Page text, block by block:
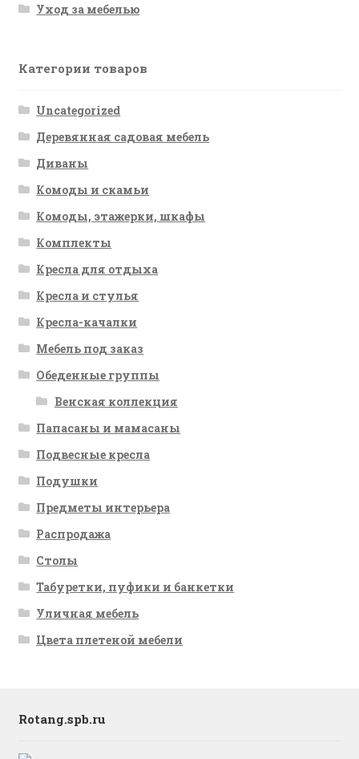
Уход за мебелью
Категории товаров
Uncategorized
Деревянная садовая мебель
Диваны
Комоды и скамьи
Комоды, этажерки, шкафы
Комплекты
Кресла для отдыха
Кресла и стулья
Кресла-качалки
Мебель под заказ
Обеденные группы
Венская коллекция
Папасаны и мамасаны
Подвесные кресла
Подушки
Предметы интерьера
Распродажа
Столы
Табуретки, пуфики и банкетки
Уличная мебель
Цвета плетеной мебели
Rotang.spb.ru